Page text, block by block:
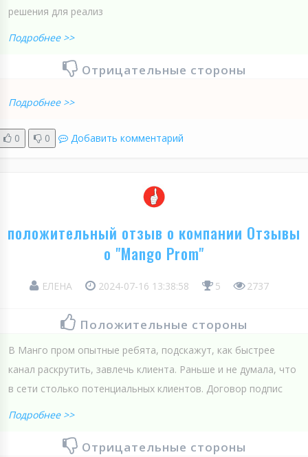
решения для реализ
Подробнее >>
Отрицательные стороны
Подробнее >>
0 0 Добавить комментарий
положительный отзыв о компании Отзывы
о "Mango Prom"
ЕЛЕНА 2024-07-16 13:38:58 5 2737
Положительные стороны
В Манго пром опытные ребята, подскажут, как быстрее
канал раскрутить, завлечь клиента. Раньше и не думала, что
в сети столько потенциальных клиентов. Договор подпис
Подробнее >>
Отрицательные стороны